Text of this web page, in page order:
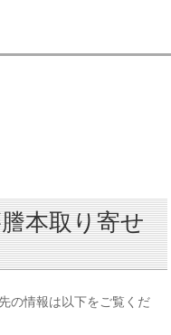
本取り寄せ
の情報は以下をご覧くだ